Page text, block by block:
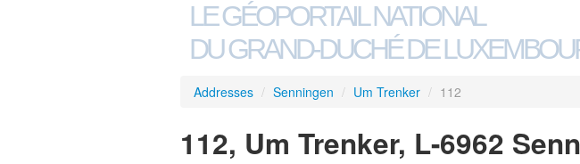
LE GÉOPORTAIL NATIONAL
DU GRAND-DUCHÉ DE
Addresses / Senningen / Um Trenker / 112
112, Um Trenker, L-6962